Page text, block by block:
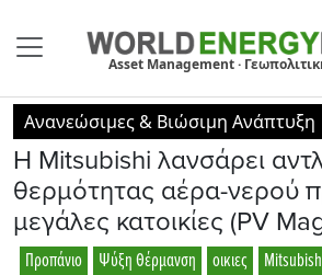
Asset Management ·
Ανανεώσιμες & Βιώσιμη Ανάπτυξη
Η Mitsubishi λανσάρει
θερμότητας αέρα-νερού
μεγάλες κατοικίες (PV
οικιες
Ψύξη Θέρμανση
Προπάνιο